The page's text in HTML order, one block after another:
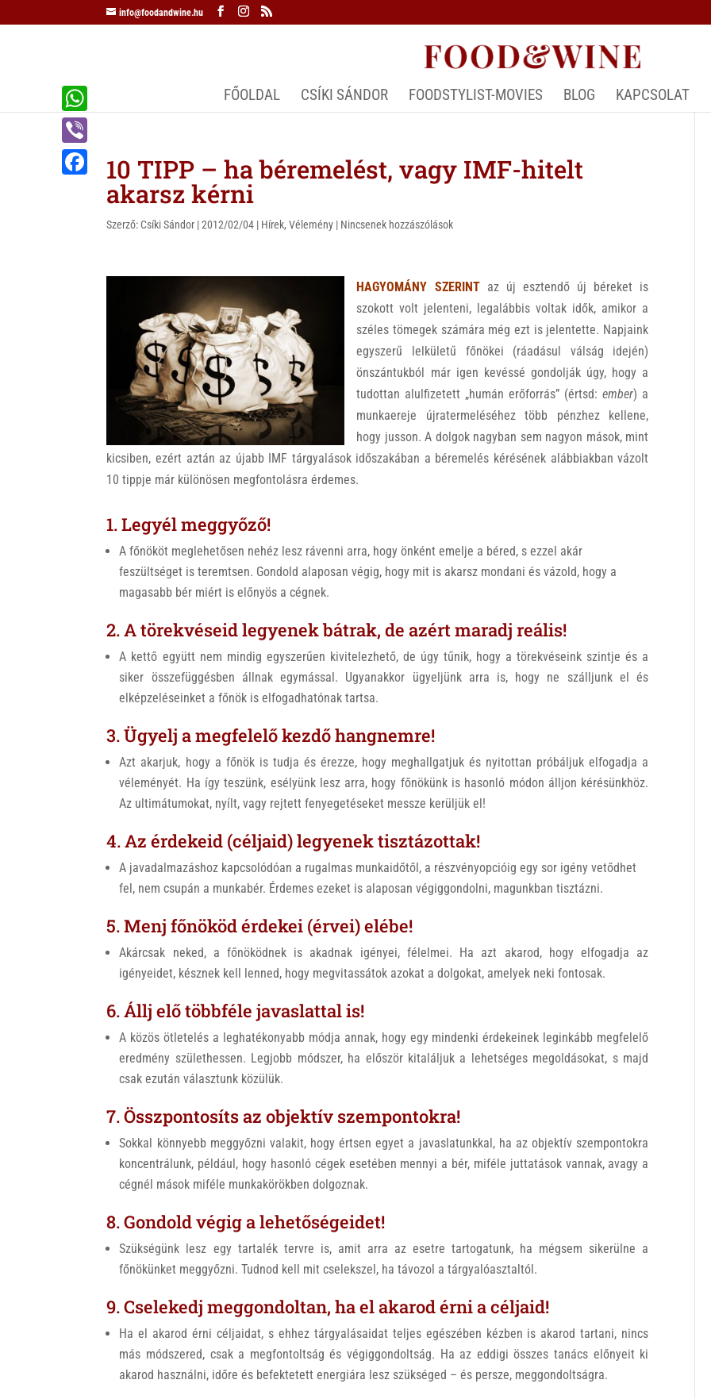
info@foodandwine.hu
FŐOLDAL CSÍKI SÁNDOR FOODSTYLIST-MOVIES BLOG KAPCSOLAT
10 TIPP – ha béremelést, vagy IMF-hitelt
akarsz kérni
Szerző: Csíki Sándor |2012/02/04 | Hírek,Vélemény | Nincsenek hozzászólások
HAGYOMÁNY SZERINT az új esztendő új béreket is
szokott volt jelenteni, legalábbis voltak idők, amikor a
széles tömegek számára még ezt is jelentette. Napjaink
egyszerű lelkületű főnökei (ráadásul válság idején)
önszántukból már igen kevéssé gondolják úgy, hogy a
tudottan alulfizetett „humán erőforrás” (értsd:ember) a
munkaereje újratermeléséhez több pénzhez kellene,
hogy jusson. A dolgok nagyban sem nagyon mások, mint
kicsiben, ezért aztán az újabb IMF tárgyalások időszakában a béremelés kérésének alábbiakban vázolt
10 tippje már különösen megfontolásra érdemes.
1. Legyél meggyőző!
A főnököt meglehetősen nehéz lesz rávenni arra, hogy önként emelje a béred, s ezzel akár
feszültséget is teremtsen. Gondold alaposan végig, hogy mit is akarsz mondani és vázold, hogy a
magasabb bér miért is előnyös a cégnek.
2. A törekvéseid legyenek bátrak, de azért maradj reális!
A kettő együtt nem mindig egyszerűen kivitelezhető, de úgy tűnik, hogy a törekvéseink szintje és a
siker összefüggésben állnak egymással. Ugyanakkor ügyeljünk arra is, hogy ne szálljunk el és
elképzeléseinket a főnök is elfogadhatónak tartsa.
3. Ügyelj a megfelelő kezdő hangnemre!
Azt akarjuk, hogy a főnök is tudja és érezze, hogy meghallgatjuk és nyitottan próbáljuk elfogadja a
véleményét. Ha így teszünk, esélyünk lesz arra, hogy főnökünk is hasonló módon álljon kérésünkhöz.
Az ultimátumokat, nyílt, vagy rejtett fenyegetéseket messze kerüljük el!
4. Az érdekeid (céljaid) legyenek tisztázottak!
A javadalmazáshoz kapcsolódóan a rugalmas munkaidőtől, a részvényopcióig egy sor igény vetődhet
fel, nem csupán a munkabér. Érdemes ezeket is alaposan végiggondolni, magunkban tisztázni.
5. Menj főnököd érdekei (érvei) elébe!
Akárcsak neked, a főnöködnek is akadnak igényei, félelmei. Ha azt akarod, hogy elfogadja az
igényeidet, késznek kell lenned, hogy megvitassátok azokat a dolgokat, amelyek neki fontosak.
6. Állj elő többféle javaslattal is!
A közös ötletelés a leghatékonyabb módja annak, hogy egy mindenki érdekeinek leginkább megfelelő
eredmény születhessen. Legjobb módszer, ha először kitaláljuk a lehetséges megoldásokat, s majd
csak ezután választunk közülük.
7. Összpontosíts az objektív szempontokra!
Sokkal könnyebb meggyőzni valakit, hogy értsen egyet a javaslatunkkal, ha az objektív szempontokra
koncentrálunk, például, hogy hasonló cégek esetében mennyi a bér, miféle juttatások vannak, avagy a
cégnél mások miféle munkakörökben dolgoznak.
8. Gondold végig a lehetőségeidet!
Szükségünk lesz egy tartalék tervre is, amit arra az esetre tartogatunk, ha mégsem sikerülne a
főnökünket meggyőzni. Tudnod kell mit cselekszel, ha távozol a tárgyalóasztaltól.
9. Cselekedj meggondoltan, ha el akarod érni a céljaid!
Ha el akarod érni céljaidat, s ehhez tárgyalásaidat teljes egészében kézben is akarod tartani, nincs
más módszered, csak a megfontoltság és végiggondoltság. Ha az eddigi összes tanács előnyeit ki
akarod használni, időre és befektetett energiára lesz szükséged – és persze, meggondoltságra.
W
h
a
V